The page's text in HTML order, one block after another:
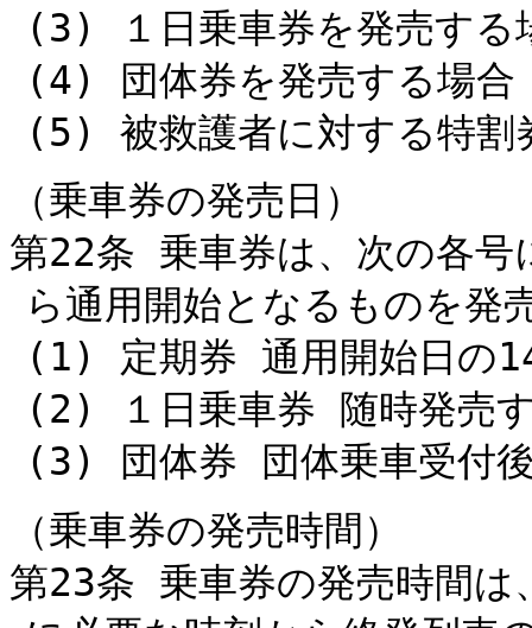
(3) １日乗車券を発売する
(4) 団体券を発売する場合
(5) 被救護者に対する特割
（乗車券の発売日）
第22条 乗車券は、次の各号
ら通用開始となるものを発
(1) 定期券 通用開始日の
(2) １日乗車券 随時発売
(3) 団体券 団体乗車受付
（乗車券の発売時間）
第23条 乗車券の発売時間は